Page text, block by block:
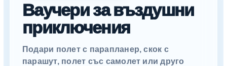
Ваучери за въздушни
приключения
Подари полет с парапланер, скок с
парашут, полет със самолет или друго